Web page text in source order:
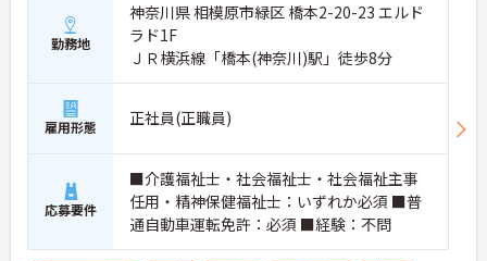
勤務地
神奈川県 相模原市緑区 橋本2-20-23 エルド
ラド1F
ＪＲ横浜線「橋本(神奈川)駅」徒歩8分
雇用形態 正社員(正職員)
応募要件
■介護福祉士・社会福祉士・社会福祉主事
任用・精神保健福祉士：いずれか必須 ■普
通自動車運転免許：必須 ■経験：不問